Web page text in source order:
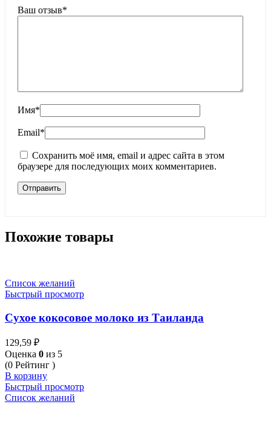
Ваш отзыв*
Имя*
Email*
Сохранить моё имя, email и адрес сайта в этом
браузере для последующих моих комментариев.
Похожие товары
Список желаний
Быстрый просмотр
Сухое кокосовое молоко из Таиланда
129,59 ₽
Оценка 0 из 5
(0 Рейтинг )
В корзину
Быстрый просмотр
Список желаний